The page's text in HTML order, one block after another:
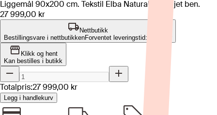
Liggemål 90x200 cm. Tekstil Elba Natural. Hvitoljet ben.
27 999,00 kr
Nettbutikk
Bestillingsvare i nettbutikkenForventet leveringstid: 4-8 uker
Klikk og hent
Kan bestilles i butikk
Totalpris:27 999,00 kr
Legg i handlekurv